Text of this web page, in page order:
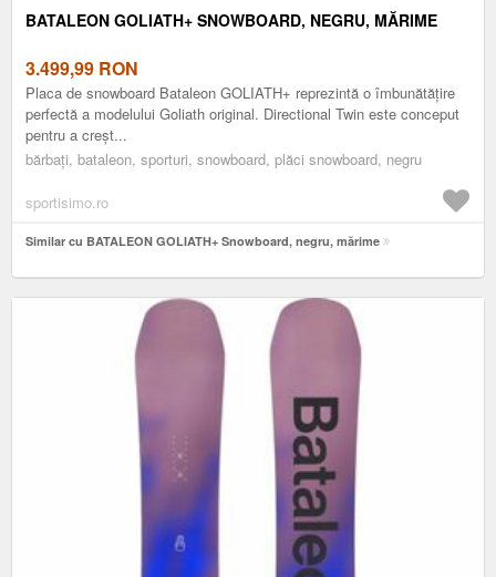
BATALEON GOLIATH+ SNOWBOARD, NEGRU, MĂRIME
3.499,99 RON
Placa de snowboard Bataleon GOLIATH+ reprezintă o îmbunătățire
perfectă a modelului Goliath original. Directional Twin este conceput
pentru a creșt...
bărbați, bataleon, sporturi, snowboard, plăci snowboard, negru
sportisimo.ro
Similar cu BATALEON GOLIATH+ Snowboard, negru, mărime